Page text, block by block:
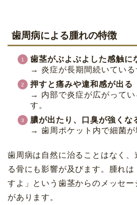
歯周病による腫れの特徴
歯茎がぶよぶよした感触に
→ 炎症が長期間続いている
押すと痛みや違和感が出る
→ 内部で炎症が広がってい
す。
膿が出たり、口臭が強くな
→ 歯周ポケット内で細菌が
歯周病は自然に治ることはなく、
る骨にも影響が及びます。腫れは
すよ」という歯茎からのメッセ
があります。